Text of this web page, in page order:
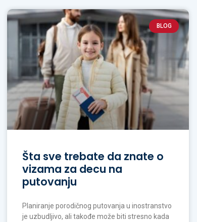
BLOG
Šta sve trebate da znate o
vizama za decu na
putovanju
Planiranje porodičnog putovanja u inostranstvo
je uzbudljivo, ali takođe može biti stresno kada